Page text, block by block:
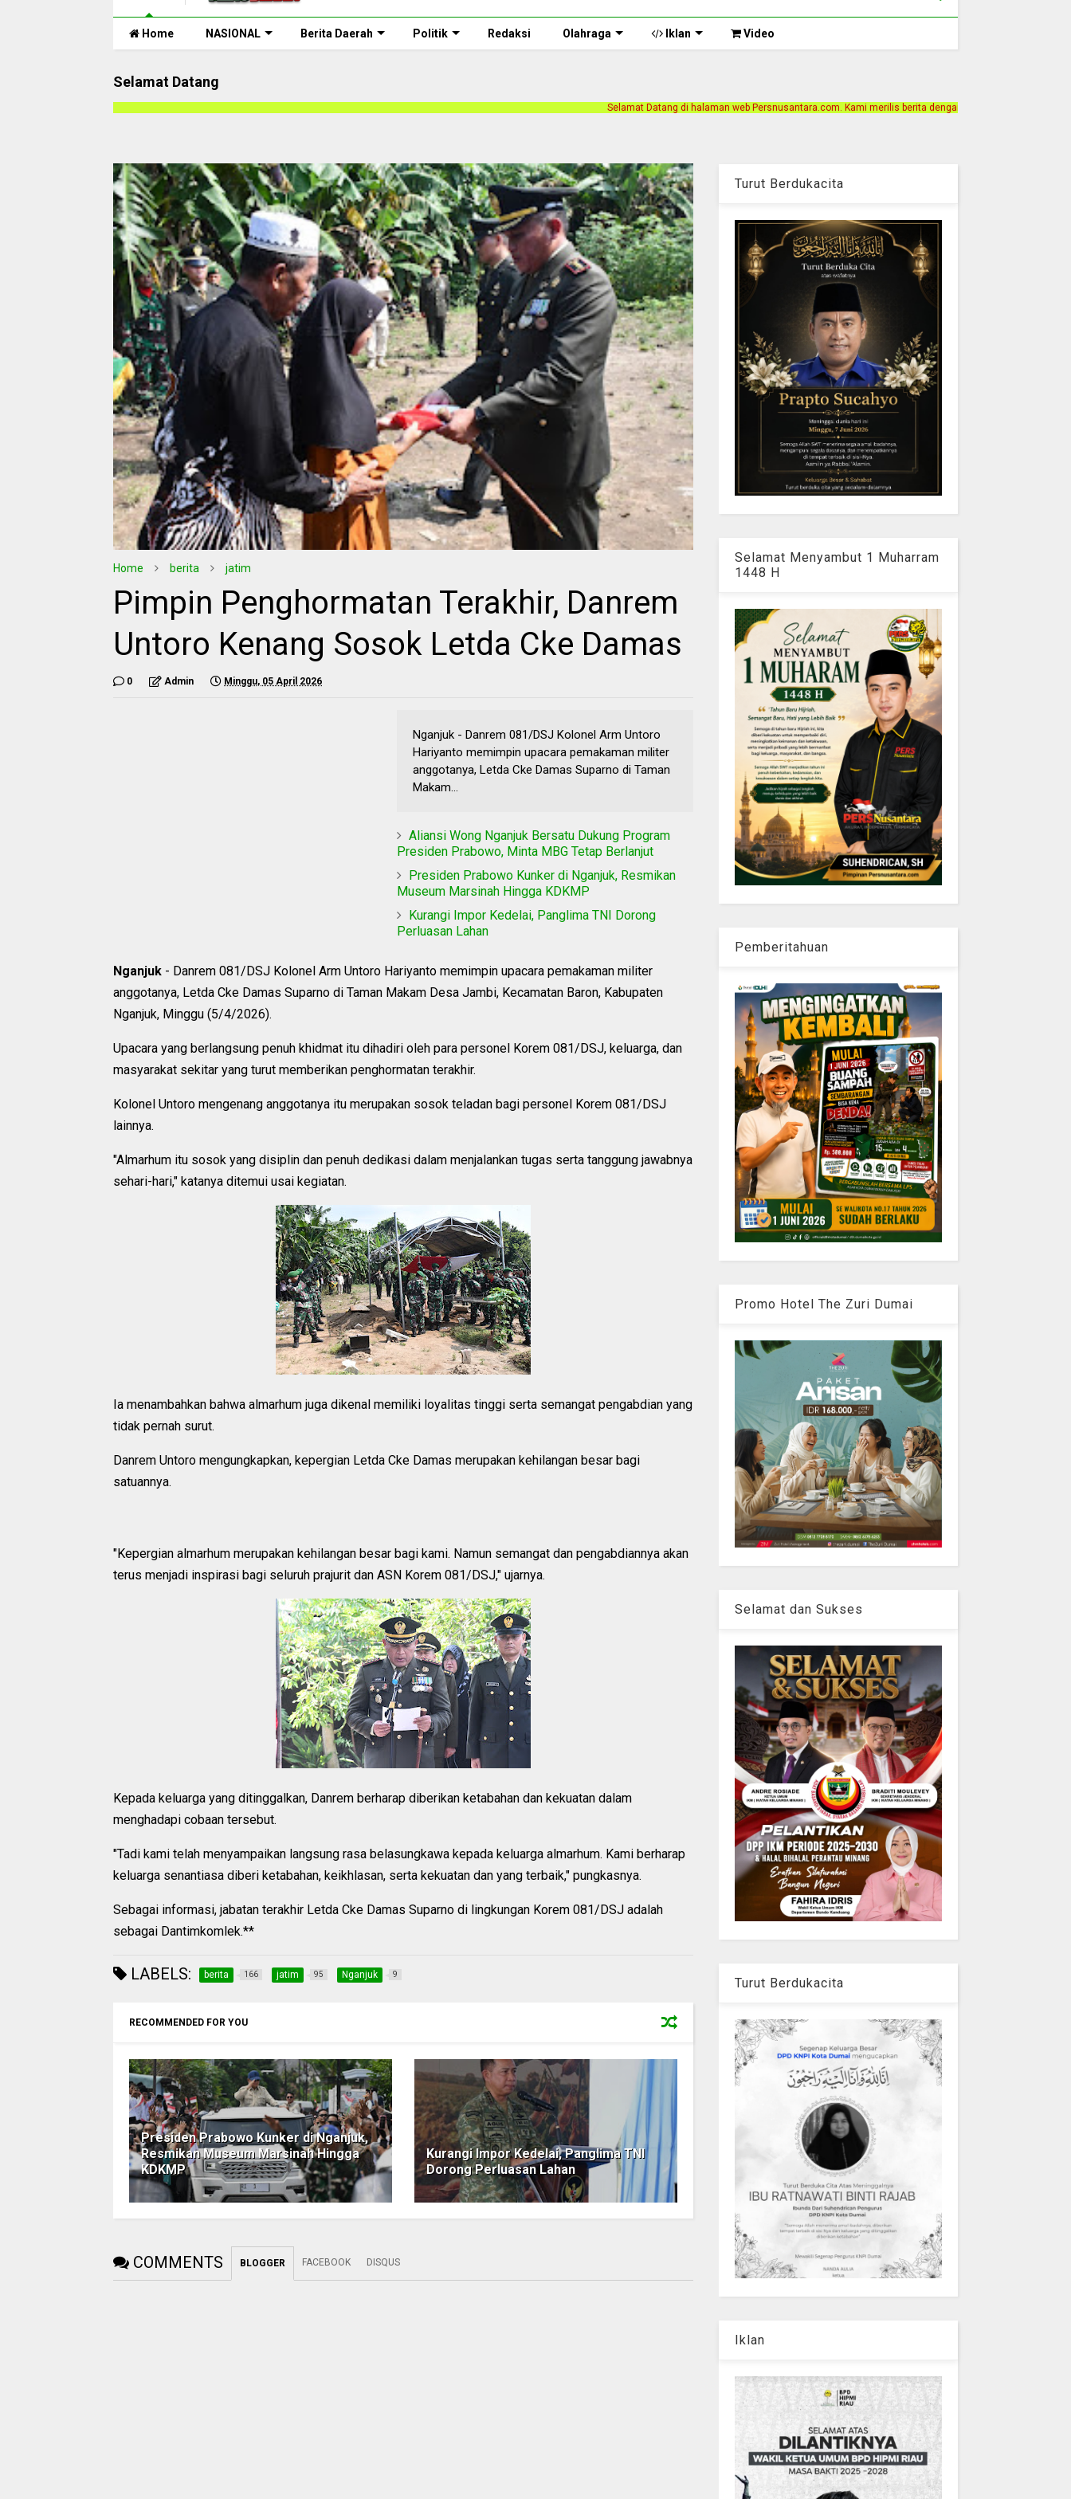
Home NASIONAL Berita Daerah Politik Redaksi Olahraga Iklan Video
Selamat Datang
Selamat Datang di halaman web Persnusantara.com. Kami merilis berita dengan motto Akurat, Independen, Terpercaya. Alamat
Home berita jatim
Pimpin Penghormatan Terakhir, Danrem
Untoro Kenang Sosok Letda Cke Damas
0 Admin Minggu, 05 April 2026
Nganjuk - Danrem 081/DSJ Kolonel Arm Untoro
Hariyanto memimpin upacara pemakaman militer
anggotanya, Letda Cke Damas Suparno di Taman
Makam...
Aliansi Wong Nganjuk Bersatu Dukung Program
Presiden Prabowo, Minta MBG Tetap Berlanjut
Presiden Prabowo Kunker di Nganjuk, Resmikan
Museum Marsinah Hingga KDKMP
Kurangi Impor Kedelai, Panglima TNI Dorong
Perluasan Lahan
Nganjuk - Danrem 081/DSJ Kolonel Arm Untoro Hariyanto memimpin upacara pemakaman militer
anggotanya, Letda Cke Damas Suparno di Taman Makam Desa Jambi, Kecamatan Baron, Kabupaten
Nganjuk, Minggu (5/4/2026).
Upacara yang berlangsung penuh khidmat itu dihadiri oleh para personel Korem 081/DSJ, keluarga, dan
masyarakat sekitar yang turut memberikan penghormatan terakhir.
Kolonel Untoro mengenang anggotanya itu merupakan sosok teladan bagi personel Korem 081/DSJ
lainnya.
"Almarhum itu sosok yang disiplin dan penuh dedikasi dalam menjalankan tugas serta tanggung jawabnya
sehari-hari," katanya ditemui usai kegiatan.
Ia menambahkan bahwa almarhum juga dikenal memiliki loyalitas tinggi serta semangat pengabdian yang
tidak pernah surut.
Danrem Untoro mengungkapkan, kepergian Letda Cke Damas merupakan kehilangan besar bagi
satuannya.
"Kepergian almarhum merupakan kehilangan besar bagi kami. Namun semangat dan pengabdiannya akan
terus menjadi inspirasi bagi seluruh prajurit dan ASN Korem 081/DSJ," ujarnya.
Kepada keluarga yang ditinggalkan, Danrem berharap diberikan ketabahan dan kekuatan dalam
menghadapi cobaan tersebut.
"Tadi kami telah menyampaikan langsung rasa belasungkawa kepada keluarga almarhum. Kami berharap
keluarga senantiasa diberi ketabahan, keikhlasan, serta kekuatan dan yang terbaik," pungkasnya.
Sebagai informasi, jabatan terakhir Letda Cke Damas Suparno di lingkungan Korem 081/DSJ adalah
sebagai Dantimkomlek.**
LABELS: berita 166 jatim 95 Nganjuk 9
RECOMMENDED FOR YOU
Presiden Prabowo Kunker di Nganjuk,
Resmikan Museum Marsinah Hingga
KDKMP
Kurangi Impor Kedelai, Panglima TNI
Dorong Perluasan Lahan
COMMENTS BLOGGER FACEBOOK DISQUS
Turut Berdukacita
Selamat Menyambut 1 Muharram
1448 H
Pemberitahuan
Promo Hotel The Zuri Dumai
Selamat dan Sukses
Turut Berdukacita
Iklan